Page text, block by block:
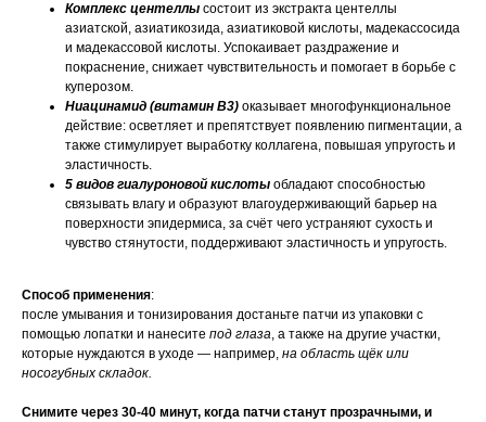
Комплекс центеллы состоит из экстракта центеллы
азиатской, азиатикозида, азиатиковой кислоты, мадекассосида
и мадекассовой кислоты. Успокаивает раздражение и
покраснение, снижает чувствительность и помогает в борьбе с
куперозом.
Ниацинамид (витамин B3) оказывает многофункциональное
действие: осветляет и препятствует появлению пигментации, а
также стимулирует выработку коллагена, повышая упругость и
эластичность.
5 видов гиалуроновой кислоты обладают способностью
связывать влагу и образуют влагоудерживающий барьер на
поверхности эпидермиса, за счёт чего устраняют сухость и
чувство стянутости, поддерживают эластичность и упругость.
Способ применения:
после умывания и тонизирования достаньте патчи из упаковки с
помощью лопатки и нанесите под глаза, а также на другие участки,
которые нуждаются в уходе — например, на область щёк или
носогубных складок.
Снимите через 30-40 минут, когда патчи станут прозрачными, и